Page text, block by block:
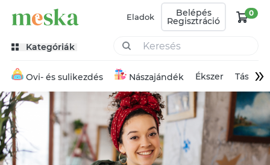
Eladok Belépés
Regisztráció
0
Kategóriák
Ovi- és sulikezdés Nászajándék Ékszer Táska»